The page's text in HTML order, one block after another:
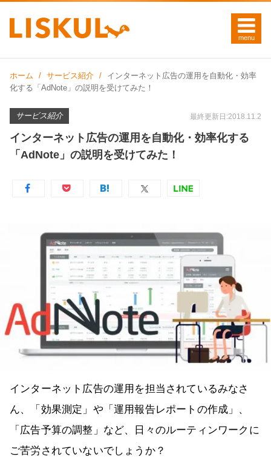
ホーム サービス紹介
インターネット広告の運用を自動化・効率
化する「AdNote」の説明を受けてみた！
サービス紹介 最終更新日:2018.11.2
インターネット広告の運用を自動化・効率化する
「AdNote」の説明を受けてみた！
インターネット広告の運用を担当されているみなさ
ん、「効果測定」や「運用報告レポートの作成」、
「広告予算の調整」など、日々のルーティンワークに
ご苦労されていないでしょうか？